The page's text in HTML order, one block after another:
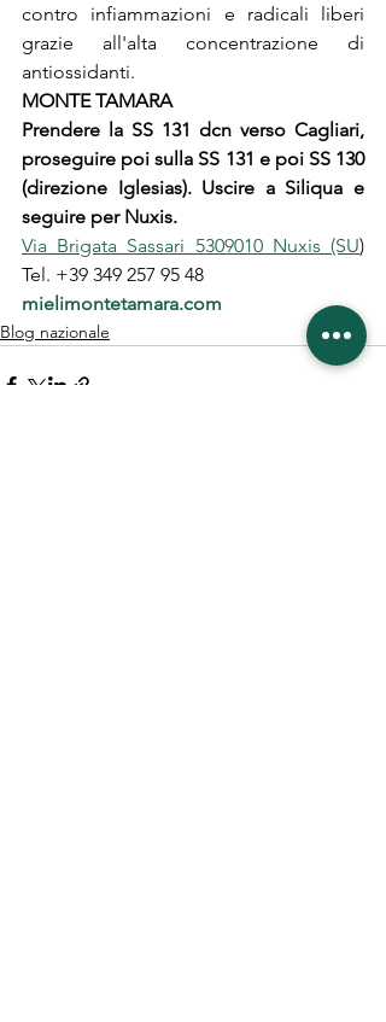
contro infiammazioni e radicali liberi
grazie all'alta concentrazione di
antiossidanti.
MONTE TAMARA
Prendere la SS 131 dcn verso Cagliari,
proseguire poi sulla SS 131 e poi SS 130
(direzione Iglesias). Uscire a Siliqua e
seguire per Nuxis.
Via Brigata Sassari 5309010 Nuxis (SU)
Tel. +39 349 257 95 48
mielimontetamara.com
Blog nazionale